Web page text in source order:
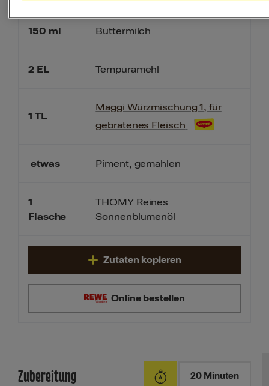
150 ml
2 EL
1 TL
etwas
1
Flasche
Buttermilch
Tempuramehl
Maggi Würzmischung 1, für
gebratenes Fleisch
Piment, gemahlen
THOMY Reines
Sonnenblumenöl
Online bestellen
Zutaten kopieren
Zubereitung 20 Minuten